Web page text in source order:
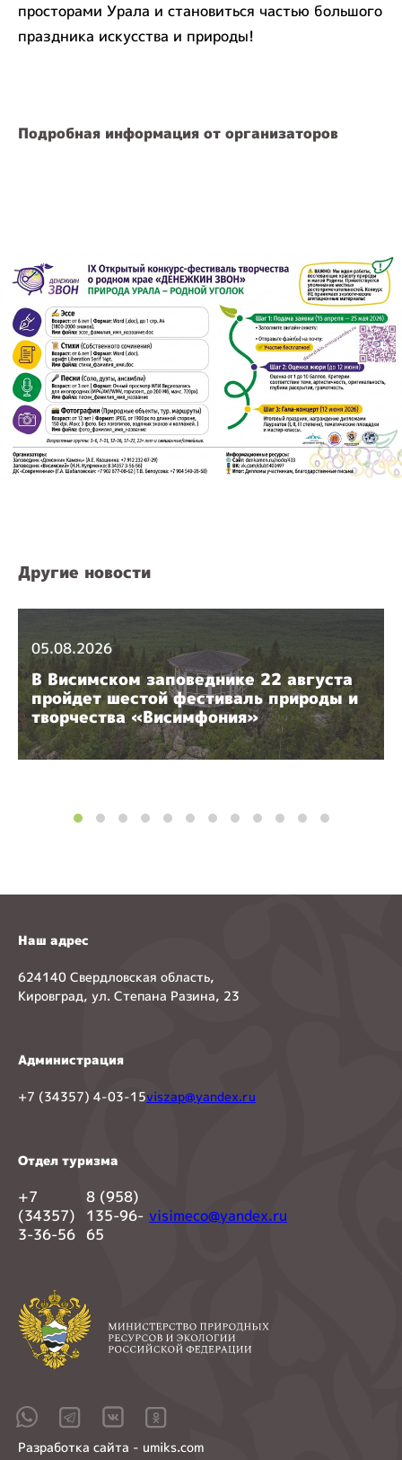
просторами Урала и становиться частью большого
праздника искусства и природы!
Подробная информация от организаторов
Другие новости
05.08.2026
В Висимском заповеднике 22 августа
пройдет шестой фестиваль природы и
творчества «Висимфония»
Наш адрес
624140 Свердловская область,
Кировград, ул. Степана Разина, 23
Администрация
+7 (34357) 4-03-15viszap@yandex.ru
Отдел туризма
+7
(34357)
3-36-56
8 (958)
135-96-
65
visimeco@yandex.ru
Разработка сайта - umiks.com